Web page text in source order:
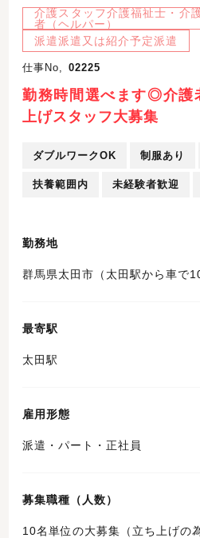
介護スタッフ介護福祉士・介
者（ヘルパー）
派遣派遣又は紹介予定派遣
仕事No, 02225
勤務時間選べます◎介護
上げスタッフ大募集
ダブルワークOK 制服あり
扶養範囲内 未経験者歓迎
勤務地
群馬県太田市（太田駅から車で
最寄駅
太田駅
雇用形態
派遣・パート・正社員
募集職種（人数）
10名単位の大募集（立ち上げの